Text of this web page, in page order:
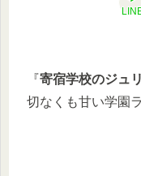
『寄宿学校のジュ
切なくも甘い学園